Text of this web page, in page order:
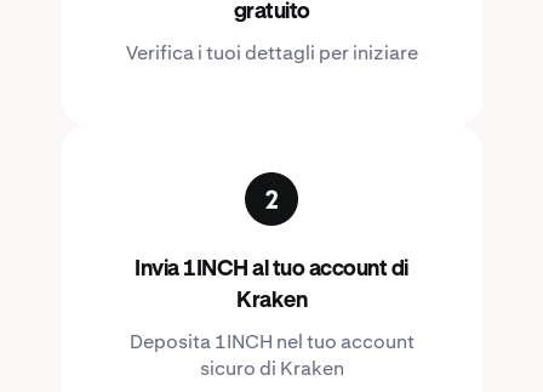
gratuito
Verifica i tuoi dettagli per iniziare
Invia 1INCH al tuo account di
Kraken
Deposita 1INCH nel tuo account
sicuro di Kraken